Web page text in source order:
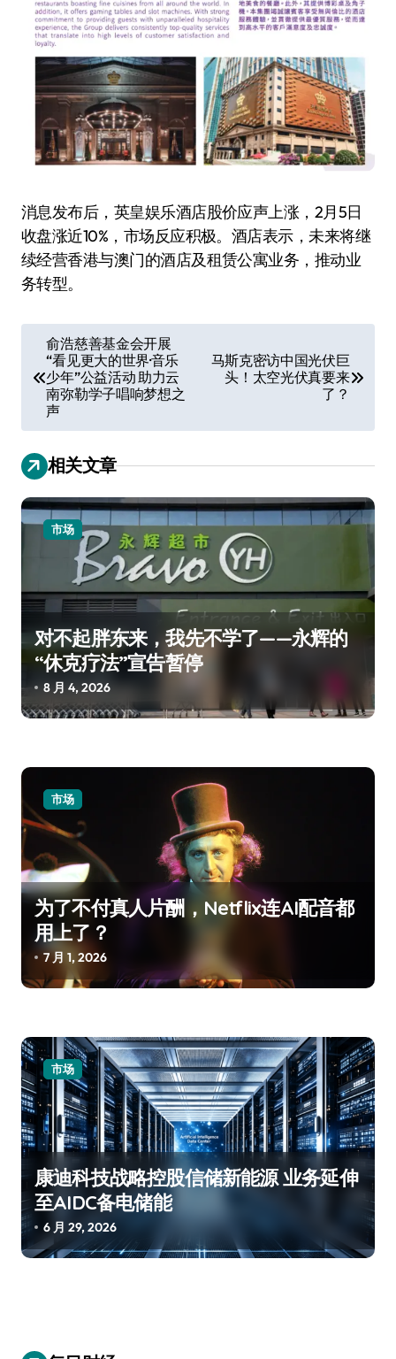
消息发布后，英皇娱乐酒店股价应声上涨，2月5日
收盘涨近10%，市场反应积极。酒店表示，未来将继
续经营香港与澳门的酒店及租赁公寓业务，推动业
务转型。
章
航
俞浩慈善基金会开展
“看见更大的世界·音乐
少年”公益活动 助力云
南弥勒学子唱响梦想之
声
马斯克密访中国光伏巨
头！太空光伏真要来
了？
相关文章
市场
对不起胖东来，我先不学了——永辉的
“休克疗法”宣告暂停
8 月 4, 2026
市场
为了不付真人片酬，Netflix连AI配音都
用上了？
7 月 1, 2026
市场
康迪科技战略控股信储新能源 业务延伸
至AIDC备电储能
6 月 29, 2026